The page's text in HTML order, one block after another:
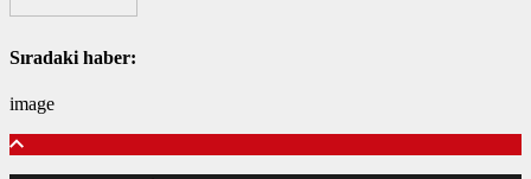
Sıradaki haber:
image